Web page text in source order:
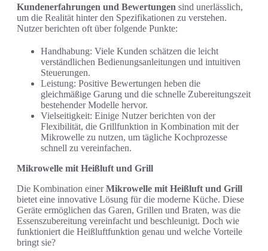
Kundenerfahrungen und Bewertungen sind unerlässlich,
um die Realität hinter den Spezifikationen zu verstehen.
Nutzer berichten oft über folgende Punkte:
Handhabung: Viele Kunden schätzen die leicht
verständlichen Bedienungsanleitungen und intuitiven
Steuerungen.
Leistung: Positive Bewertungen heben die
gleichmäßige Garung und die schnelle Zubereitungszeit
bestehender Modelle hervor.
Vielseitigkeit: Einige Nutzer berichten von der
Flexibilität, die Grillfunktion in Kombination mit der
Mikrowelle zu nutzen, um tägliche Kochprozesse
schnell zu vereinfachen.
Mikrowelle mit Heißluft und Grill
Die Kombination einerMikrowelle mit Heißluft und Grill
bietet eine innovative Lösung für die moderne Küche. Diese
Geräte ermöglichen das Garen, Grillen und Braten, was die
Essenszubereitung vereinfacht und beschleunigt. Doch wie
funktioniert die Heißluftfunktion genau und welche Vorteile
bringt sie?